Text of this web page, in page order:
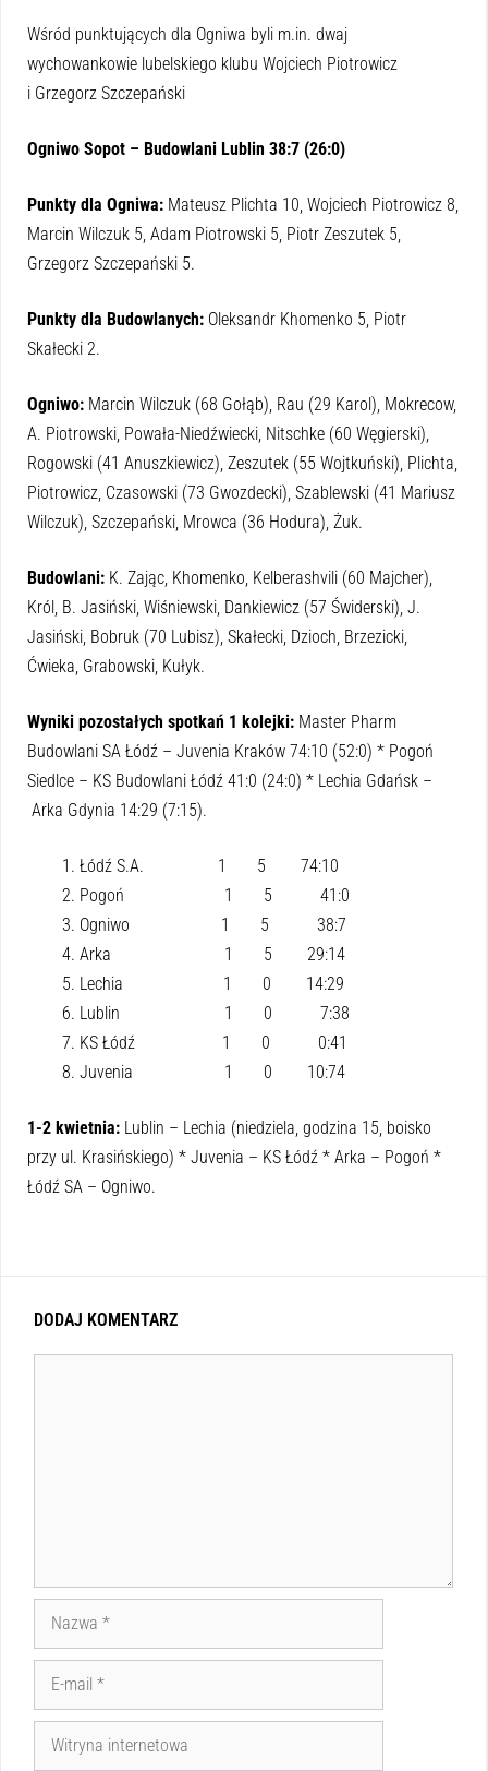
Wśród punktujących dla Ogniwa byli m.in. dwaj
wychowankowie lubelskiego klubu Wojciech Piotrowicz
i Grzegorz Szczepański
Ogniwo Sopot – Budowlani Lublin 38:7 (26:0)
Punkty dla Ogniwa: Mateusz Plichta 10, Wojciech Piotrowicz 8,
Marcin Wilczuk 5, Adam Piotrowski 5, Piotr Zeszutek 5,
Grzegorz Szczepański 5.
Punkty dla Budowlanych: Oleksandr Khomenko 5, Piotr
Skałecki 2.
Ogniwo: Marcin Wilczuk (68 Gołąb), Rau (29 Karol), Mokrecow,
A. Piotrowski, Powała-Niedźwiecki, Nitschke (60 Węgierski),
Rogowski (41 Anuszkiewicz), Zeszutek (55 Wojtkuński), Plichta,
Piotrowicz, Czasowski (73 Gwozdecki), Szablewski (41 Mariusz
Wilczuk), Szczepański, Mrowca (36 Hodura), Żuk.
Budowlani: K. Zając, Khomenko, Kelberashvili (60 Majcher),
Król, B. Jasiński, Wiśniewski, Dankiewicz (57 Świderski), J.
Jasiński, Bobruk (70 Lubisz), Skałecki, Dzioch, Brzezicki,
Ćwieka, Grabowski, Kułyk.
Wyniki pozostałych spotkań 1 kolejki: Master Pharm
Budowlani SA Łódź – Juvenia Kraków 74:10 (52:0) * Pogoń
Siedlce – KS Budowlani Łódź 41:0 (24:0) * Lechia Gdańsk –
Arka Gdynia 14:29 (7:15).
Łódź S.A. 1 5 74:10
Pogoń 1 5 41:0
Ogniwo 1 5 38:7
Arka 1 5 29:14
Lechia 1 0 14:29
Lublin 1 0 7:38
KS Łódź 1 0 0:41
Juvenia 1 0 10:74
1-2 kwietnia: Lublin – Lechia (niedziela, godzina 15, boisko
przy ul. Krasińskiego) * Juvenia – KS Łódź * Arka – Pogoń *
Łódź SA – Ogniwo.
DODAJ KOMENTARZ